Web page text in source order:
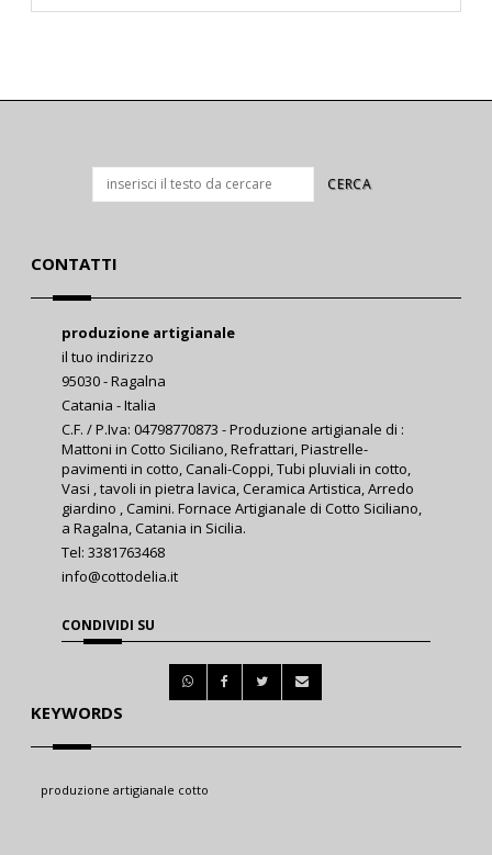
CONTATTI
produzione artigianale
il tuo indirizzo
95030 - Ragalna
Catania - Italia
C.F. / P.Iva: 04798770873 - Produzione artigianale di :
Mattoni in Cotto Siciliano, Refrattari, Piastrelle-
pavimenti in cotto, Canali-Coppi, Tubi pluviali in cotto,
Vasi , tavoli in pietra lavica, Ceramica Artistica, Arredo
giardino , Camini. Fornace Artigianale di Cotto Siciliano,
a Ragalna, Catania in Sicilia.
Tel: 3381763468
info@cottodelia.it
CONDIVIDI SU
KEYWORDS
produzione artigianale cotto